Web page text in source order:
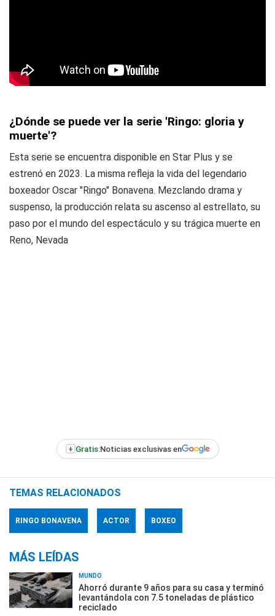
¿Dónde se puede ver la serie 'Ringo: gloria y
muerte'?
Esta serie se encuentra disponible en Star Plus y se
estrenó en 2023. La misma refleja la vida del legendario
boxeador Oscar "Ringo" Bonavena. Mezclando drama y
suspenso, la producción relata su ascenso al estrellato, su
paso por el mundo del espectáculo y su trágica muerte en
Reno, Nevada
+ Gratis:Noticias exclusivas en
TEMAS RELACIONADOS
RINGO BONAVENA ACTOR BOXEO
MÁS LEÍDAS
MUNDO
Ahorró durante 9 años para su casa y terminó
levantándola con 7.5 toneladas de plástico
reciclado